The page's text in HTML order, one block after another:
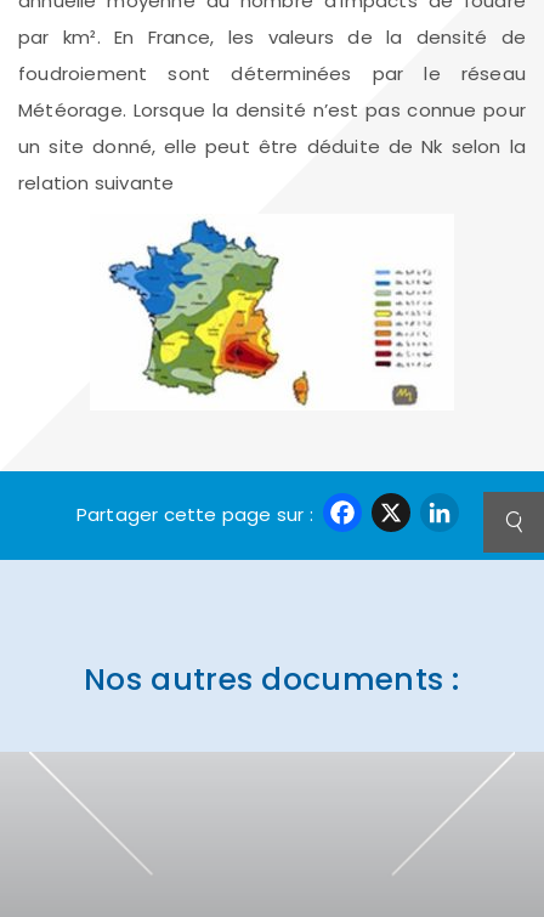
par km². En France, les valeurs de la densité de
foudroiement sont déterminées par le réseau
Météorage. Lorsque la densité n’est pas connue pour
un site donné, elle peut être déduite de Nk selon la
relation suivante
Partager cette page sur : X
Nos autres documents :